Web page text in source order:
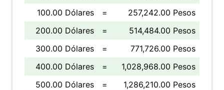
100.00 Dólares
=
257,242.00 Pesos
200.00 Dólares
=
514,484.00 Pesos
300.00 Dólares
=
771,726.00 Pesos
400.00 Dólares
=
1,028,968.00 Pesos
500.00 Dólares
=
1,286,210.00 Pesos